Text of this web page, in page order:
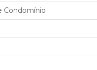
Condomínio